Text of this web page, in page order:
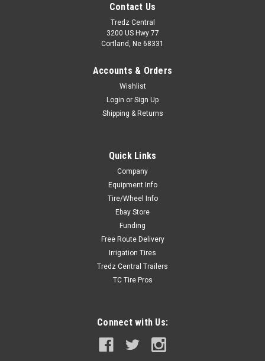
Contact Us
Tredz Central
3200 US Hwy 77
Cortland, Ne 68331
Accounts & Orders
Wishlist
Login or Sign Up
Shipping & Returns
Quick Links
Company
Equipment Info
Tire/Wheel Info
Ebay Store
Funding
Free Route Delivery
Irrigation Tires
Tredz Central Trailers
TC Tire Pros
Connect with Us: